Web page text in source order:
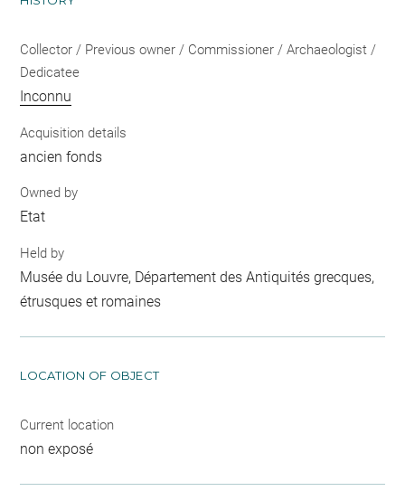
Collector / Previous owner / Commissioner / Archaeologist /
Dedicatee
Inconnu
Acquisition details
ancien fonds
Owned by
Etat
Held by
Musée du Louvre, Département des Antiquités grecques,
étrusques et romaines
LOCATION OF OBJECT
Current location
non exposé